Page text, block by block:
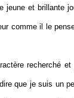
jeune et brillante
comme il le
recherché et
que je suis un